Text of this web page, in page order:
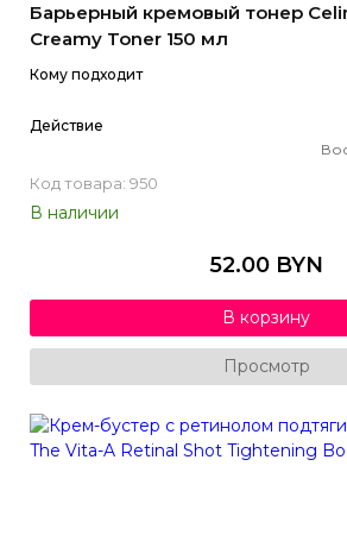
Барьерный кремовый тонер
Creamy Toner 150 мл
Кому подходит
Действие
Код товара: 950
В наличии
52.00 BYN
В корзину
Просмотр